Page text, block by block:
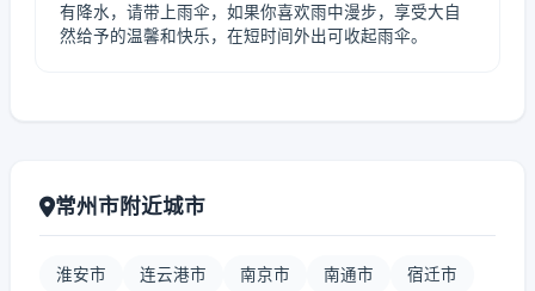
有降水，请带上雨伞，如果你喜欢雨中漫步，享受大自
然给予的温馨和快乐，在短时间外出可收起雨伞。
常州市附近城市
淮安市 连云港市 南京市 南通市 宿迁市